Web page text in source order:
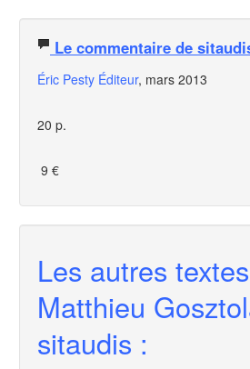
Le commentaire de
Éric Pesty Éditeur, mars 2013
20 p.
9 €
Les autres
Matthieu
sitaudis :